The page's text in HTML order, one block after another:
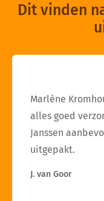
Dit vinden
Marlène
alles goed
Janssen
uitgepakt.
J. van Goor